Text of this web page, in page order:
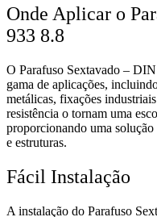
Onde Aplicar o
933 8.8
O Parafuso Sextavado –
gama de aplicações,
metálicas, fixações
resistência o tornam uma
proporcionando uma
e estruturas.
Fácil Instalação
A instalação do Parafuso